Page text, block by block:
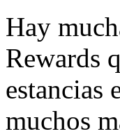
Hay
Rewards
estancias
muchos